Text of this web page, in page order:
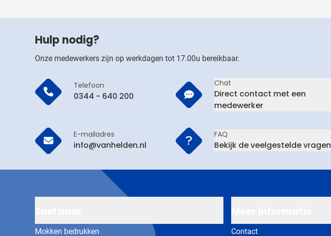
Hulp nodig?
Onze medewerkers zijn op werkdagen tot 17.00u bereikbaar.
Telefoon
0344 - 640 200
Chat
Direct contact met een
medewerker
E-mailadres
info@vanhelden.nl
FAQ
Bekijk de veelgestelde vragen
Mokken bedrukken Contact